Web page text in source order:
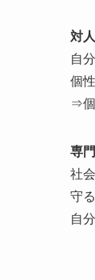
対
自
個
⇒個
専
社
守
自